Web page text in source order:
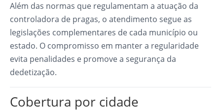
Além das normas que regulamentam a atuação da
controladora de pragas, o atendimento segue as
legislações complementares de cada município ou
estado. O compromisso em manter a regularidade
evita penalidades e promove a segurança da
dedetização.
Cobertura por cidade